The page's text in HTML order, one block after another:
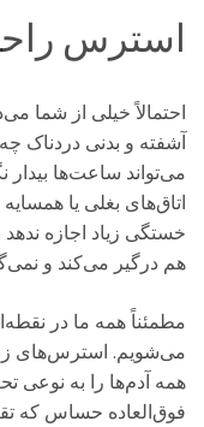
استرس
احتمالاً خیلی از شما
آشفته و بدنی دردناک
می‌تواند ساعت‌ها بیدار
اتاق‌های بغلی یا
خستگی زیاد اجازه ندهد
هم درگیر می‌کند و
مطمئناً همه ما در
می‌شویم. استرس‌های
همه آدم‌ها را به نوعی